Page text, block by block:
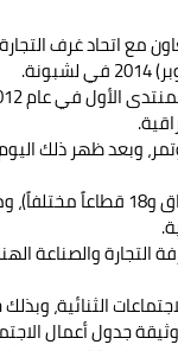
الموقع بين غرفة
الهندية 107 شركات مسجلة
الثنائية،
وثيقة جدول أعمال